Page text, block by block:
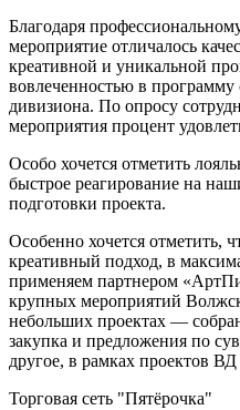
Благодаря
мероприятие отличалось
креативной и уникальной
вовлеченностью в
дивизиона. По опросу
мероприятия процент
Особо хочется отметить
быстрое реагирование на
подготовки проекта.
Особенно хочется отметить,
креативный подход, в
применяем партнером
крупных мероприятий
небольших проектах —
закупка и предложения по
другое, в рамках проектов
Торговая сеть "Пятёрочка"